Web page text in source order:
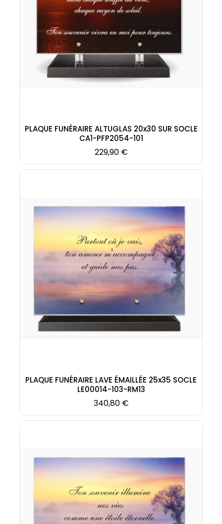
PLAQUE FUNÉRAIRE ALTUGLAS 20x30 SUR SOCLE
CA1-PFP2054-101
Prix
229,90 €
PLAQUE FUNÉRAIRE LAVE ÉMAILLÉE 25x35 SOCLE
LE00014-103-RM13
Prix
340,80 €